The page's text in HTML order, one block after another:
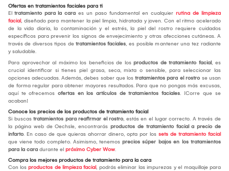
Ofertas en tratamientos faciales para ti
El tratamiento para la cara es un paso fundamental en cualquier rutina de limpieza
facial, diseñado para mantener la piel limpia, hidratada y joven. Con el ritmo acelerado
de la vida diaria, la contaminación y el estrés, la piel del rostro requiere cuidados
específicos para prevenir los signos de envejecimiento y otras afecciones cutáneas. A
través de diversos tipos de tratamientos faciales, es posible mantener una tez radiante
y saludable.
Para aprovechar al máximo los beneficios de los productos de tratamiento facial, es
crucial identificar si tienes piel grasa, seca, mixta o sensible, para seleccionar las
opciones adecuadas. Además, debes saber que los tratamientos para el rostro se usan
de forma regular para obtener mayores resultados. Para que no pongas más excusas,
aquí te ofrecemos ofertas en los artículos de tratamientos faciales. ¡Corre que se
acaban!
Conoce los precios de los productos de tratamiento facial
Si buscas tratamientos para reafirmar el rostro, estás en el lugar correcto. A través de
la página web de Oechsle, encontrarás productos de tratamiento facial a precio de
infarto. En caso de que quieras ahorrar dinero, opta por los sets de tratamiento facial
que viene todo completo. Asimismo, tenemos precios súper bajos en los tratamientos
para la cara durante el próximo Cyber Wow.
Compra los mejores productos de tratamiento para la cara
Con los productos de limpieza facial, podrás eliminar las impurezas y el maquillaje para